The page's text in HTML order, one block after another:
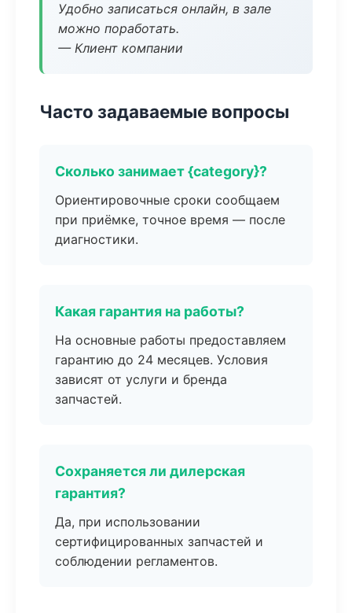
Удобно записаться онлайн, в зале
можно поработать.
— Клиент компании
Часто задаваемые вопросы
Сколько занимает {category}?
Ориентировочные сроки сообщаем
при приёмке, точное время — после
диагностики.
Какая гарантия на работы?
На основные работы предоставляем
гарантию до 24 месяцев. Условия
зависят от услуги и бренда
запчастей.
Сохраняется ли дилерская
гарантия?
Да, при использовании
сертифицированных запчастей и
соблюдении регламентов.